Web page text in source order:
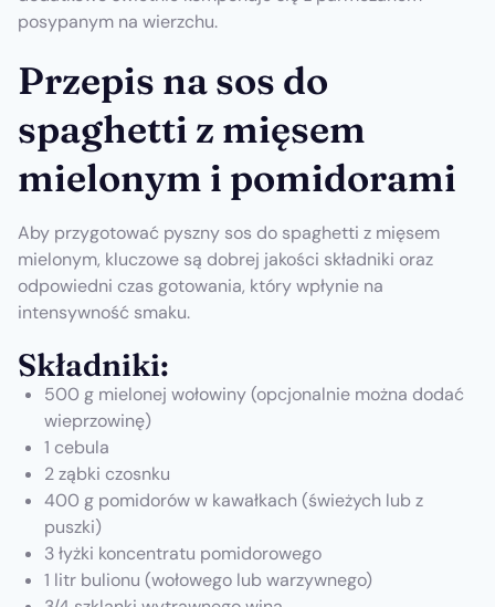
posypanym na wierzchu.
Przepis na sos do
spaghetti z mięsem
mielonym i pomidorami
Aby przygotować pyszny sos do spaghetti z mięsem
mielonym, kluczowe są dobrej jakości składniki oraz
odpowiedni czas gotowania, który wpłynie na
intensywność smaku.
Składniki:
500 g mielonej wołowiny (opcjonalnie można dodać
wieprzowinę)
1 cebula
2 ząbki czosnku
400 g pomidorów w kawałkach (świeżych lub z
puszki)
3 łyżki koncentratu pomidorowego
1 litr bulionu (wołowego lub warzywnego)